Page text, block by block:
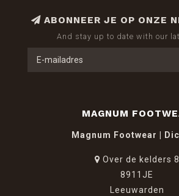
ABONNEER JE OP ONZE
And stay up to date with our
MAGNUM
Magnum Footwear |
Over de kelders 8
8911JE
Leeuwarden